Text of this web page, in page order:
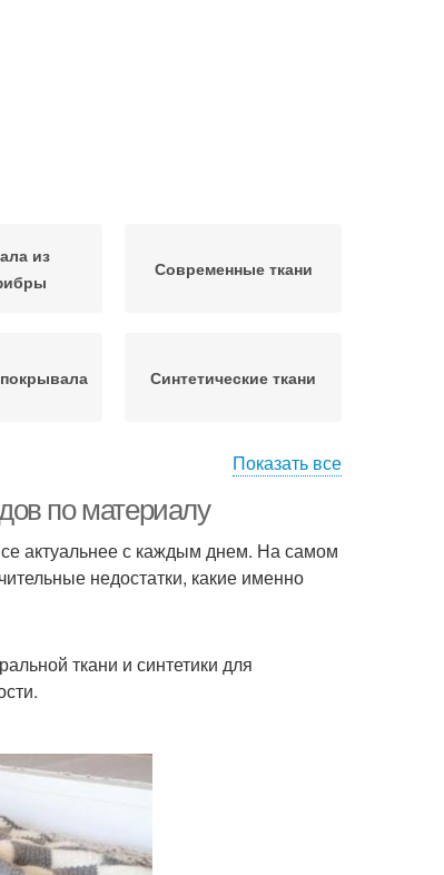
из
Современные ткани
Синтетические ткани
Пледы из натуральных
тканей
Показать все
по материалу
актуальнее с каждым днем. На самом
недостатки, какие именно
ткани и синтетики для